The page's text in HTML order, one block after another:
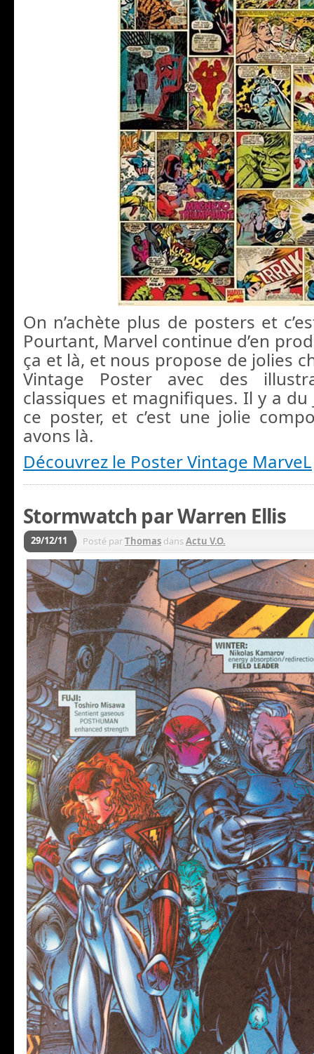
On n’achète plus de posters et
Pourtant, Marvel continue d’en
ça et là, et nous propose de jolies
Vintage Poster avec des
classiques et magnifiques. Il y a du
ce poster, et c’est une jolie
avons là.
Découvrez le Poster Vintage MarveL
Stormwatch par Warren Ellis
29/12/11 Posté parThomas dansActu V.O.